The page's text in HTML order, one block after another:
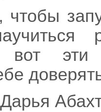
чтобы
вот эти